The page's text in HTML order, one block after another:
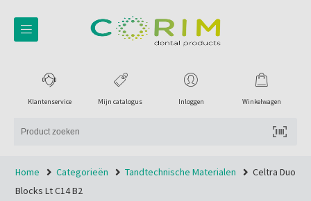
Winkelwagen
Inloggen
Mijn catalogus
Klantenservice
Home Categorieën Tandtechnische Materialen
Celtra Duo
Blocks Lt C14 B2